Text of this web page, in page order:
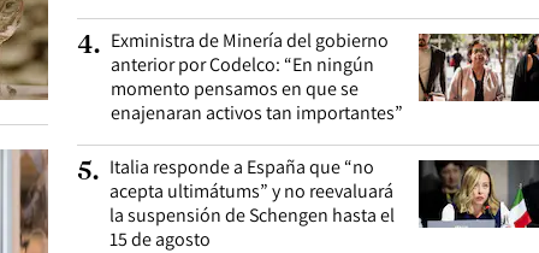
4. Exministra de Minería del gobierno
anterior por Codelco: “En ningún
momento pensamos en que se
enajenaran activos tan importantes”
5. Italia responde a España que “no
acepta ultimátums” y no reevaluará
la suspensión de Schengen hasta el
15 de agosto